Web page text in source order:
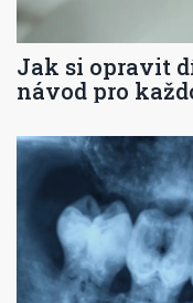
Jak si opravit
návod pro